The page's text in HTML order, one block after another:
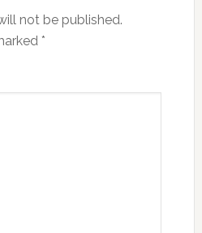
not be published.
*